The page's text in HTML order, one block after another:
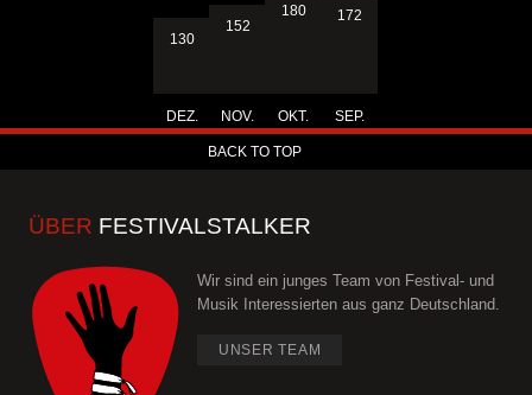
130
DEZ.
152
NOV.
180
OKT.
172
SEP.
BACK TO TOP
ÜBER FESTIVALSTALKER
Wir sind ein junges Team von Festival- und
Musik Interessierten aus ganz Deutschland.
UNSER TEAM